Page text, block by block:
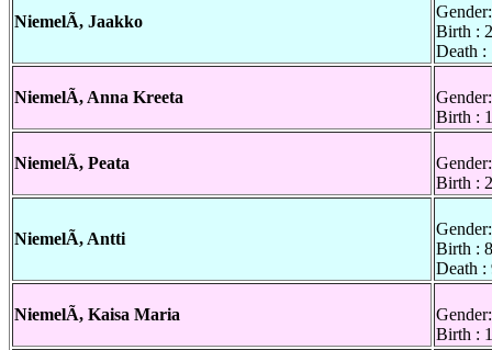
NiemelÃ, Jaakko
Birth :
Death :
NiemelÃ, Anna Kreeta
Birth :
NiemelÃ, Peata
Birth :
NiemelÃ, Antti
Birth :
Death
NiemelÃ, Kaisa Maria
Birth :